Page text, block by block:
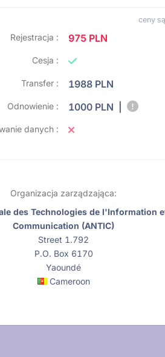
ceny
Rejestracja : 975 PLN
Cesja :
Transfer : 1988 PLN
Odnowienie : 1000 PLN |
danych :
Organizacja zarządzająca:
des Technologies de l'Information
Communication (ANTIC)
Street 1.792
P.O. Box 6170
Yaoundé
Cameroon